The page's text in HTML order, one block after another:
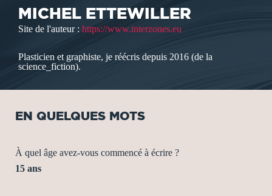
MICHEL ETTEWILLER
Site de l'auteur : https://www.interzones.eu
Plasticien et graphiste, je réécris depuis 2016 (de la
science_fiction).
EN QUELQUES MOTS
À quel âge avez-vous commencé à écrire ?
15 ans